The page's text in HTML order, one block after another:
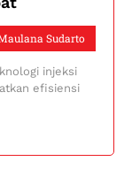
Sudarto
injeksi
efisiensi